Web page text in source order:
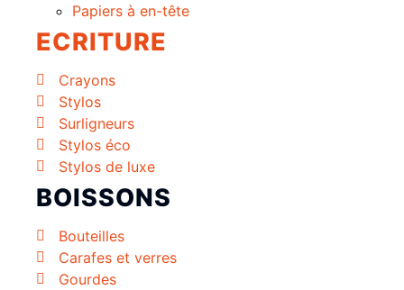
Papiers à en-tête
ECRITURE
Crayons
Stylos
Surligneurs
Stylos éco
Stylos de luxe
BOISSONS
Bouteilles
Carafes et verres
Gourdes